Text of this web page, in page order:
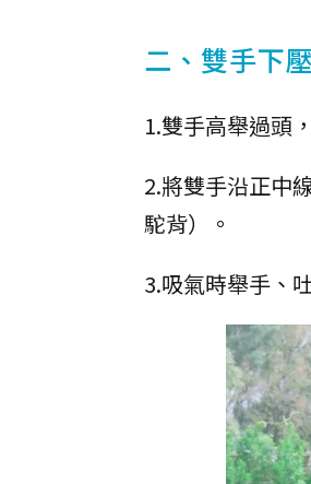
二、雙手下
1.雙手高舉過頭
2.將雙手沿正中
駝背）。
3.吸氣時舉手、